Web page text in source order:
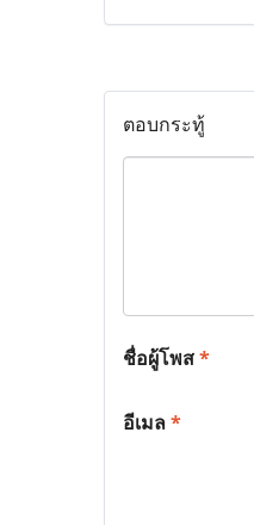
ตอบกระทู้
ชื่อผู้โพส*
อีเมล*